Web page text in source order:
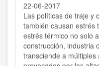
22-06-2017
Las políticas de traje y
también causan estrés
estrés térmico no solo
construcción, industria
transciende a